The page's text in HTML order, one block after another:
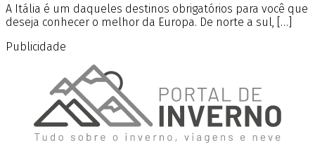
A Itália é um daqueles destinos obrigatórios para você que
deseja conhecer o melhor da Europa. De norte a sul, […]
Publicidade